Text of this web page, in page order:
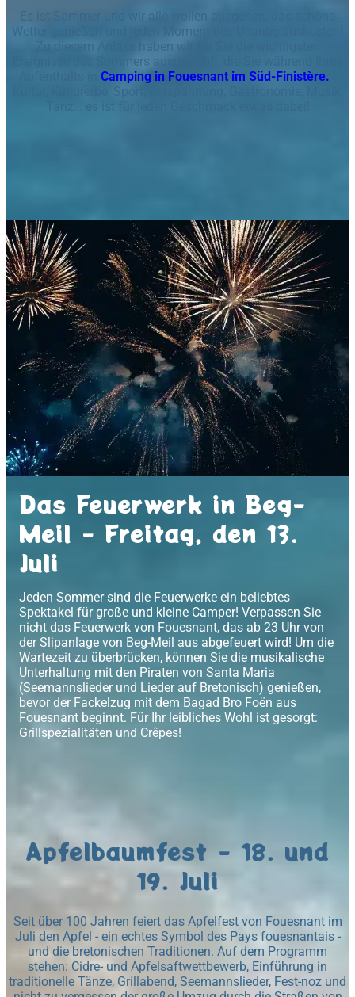
Es ist Sommer und wir alle wollen ausgehen, das schöne
Wetter genießen und jeden Moment des Urlaubs auskosten!
Zu diesem Anlass haben wir für Sie die wichtigsten
Ereignisse des Sommers ausgewählt, die Sie während Ihres
Camping in Fouesnant im Süd-Finistère.
Kultur, Kulturerbe, Sport, Entspannung, Gastronomie, Musik,
Das Feuerwerk in Beg-
Meil - Freitag, den 13.
Juli
Jeden Sommer sind die Feuerwerke ein beliebtes
Spektakel für große und kleine Camper! Verpassen Sie
nicht das Feuerwerk von Fouesnant, das ab 23 Uhr von
der Slipanlage von Beg-Meil aus abgefeuert wird! Um die
Wartezeit zu überbrücken, können Sie die musikalische
Unterhaltung mit den Piraten von Santa Maria
(Seemannslieder und Lieder auf Bretonisch) genießen,
bevor der Fackelzug mit dem Bagad Bro Foën aus
Fouesnant beginnt. Für Ihr leibliches Wohl ist gesorgt:
Grillspezialitäten und Crêpes!
Apfelbaumfest - 18. und
19. Juli
Seit über 100 Jahren feiert das Apfelfest von Fouesnant im
Juli den Apfel - ein echtes Symbol des Pays fouesnantais -
und die bretonischen Traditionen. Auf dem Programm
stehen: Cidre- und Apfelsaftwettbewerb, Einführung in
traditionelle Tänze, Grillabend, Seemannslieder, Fest-noz und